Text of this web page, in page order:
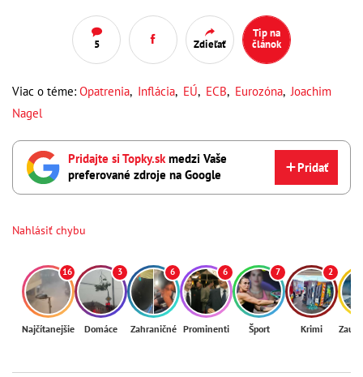
5 Zdieľať
Tip na
článok
Viac o téme: Opatrenia, Inflácia, EÚ, ECB, Eurozóna,Joachim
Nagel
Pridajte si Topky.skmedzi Vaše
preferované zdroje na Google
Pridať
Nahlásiť chybu
16
Najčítanejšie
3
Domáce
6
Zahraničné
6
Prominenti
7
Šport
2
Krimi